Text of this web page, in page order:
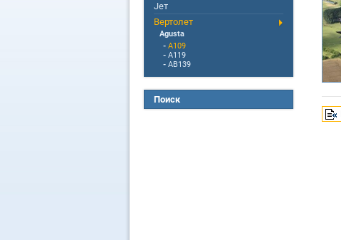
Jет
Вертолет
Agusta
- A109
- A119
- AB139
Поиск